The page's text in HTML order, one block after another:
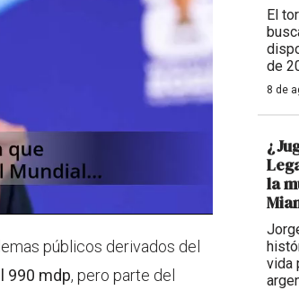
públicos derivados del
990 mdp, pero parte del
El
de
8 de
la
vida